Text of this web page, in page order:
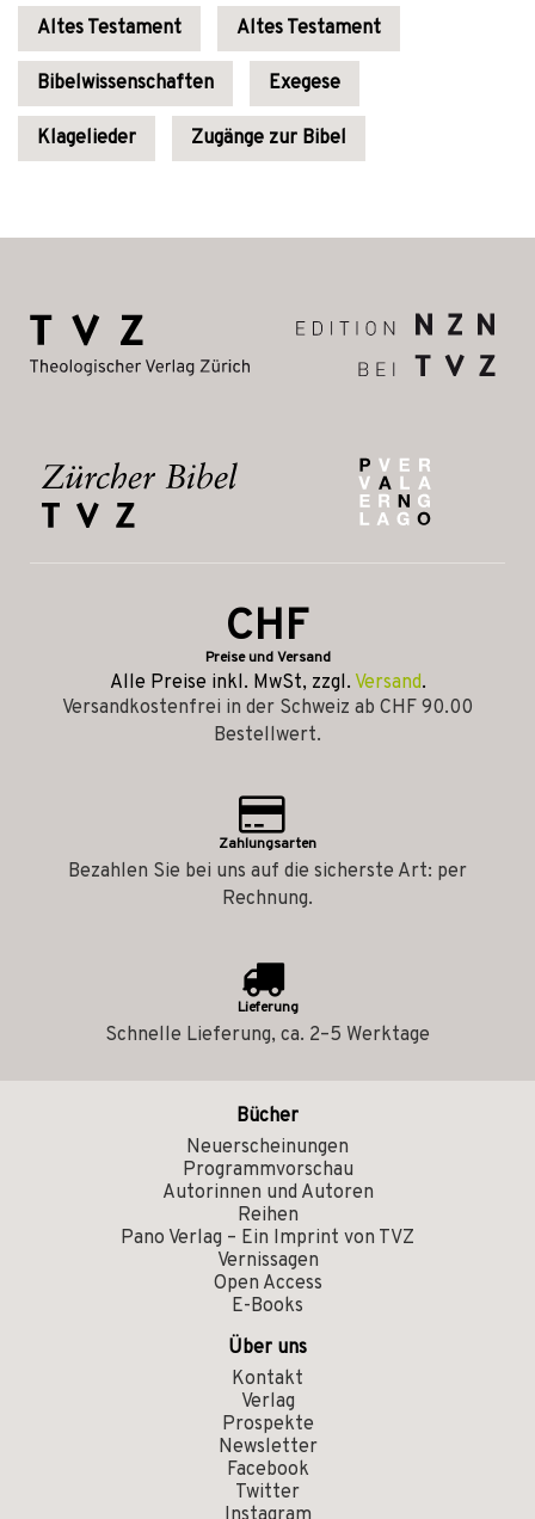
Altes Testament Altes Testament
Bibelwissenschaften Exegese
Klagelieder Zugänge zur Bibel
CHF
Preise und Versand
Alle Preise inkl. MwSt, zzgl. Versand.
Versandkostenfrei in der Schweiz ab CHF 90.00
Bestellwert.
Zahlungsarten
Bezahlen Sie bei uns auf die sicherste Art: per
Rechnung.
Lieferung
Schnelle Lieferung, ca. 2–5 Werktage
Bücher
Neuerscheinungen
Programmvorschau
Autorinnen und Autoren
Reihen
Pano Verlag – Ein Imprint von TVZ
Vernissagen
Open Access
E-Books
Über uns
Kontakt
Verlag
Prospekte
Newsletter
Facebook
Twitter